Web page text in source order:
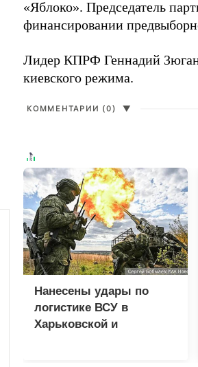
«Яблоко». Председатель
финансировании
Лидер КПРФ Геннадий
киевского режима.
КОММЕНТАРИИ (0) ▼
Нанесены удары по
логистике ВСУ в
Харьковской и